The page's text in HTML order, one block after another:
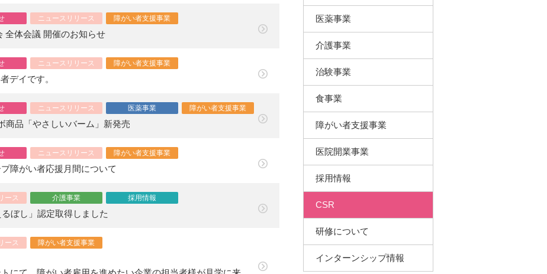
ニュースリリース 障がい者支援事業
全体会議 開催のお知らせ
ニュースリリース 障がい者支援事業
デイです。
ニュースリリース 医薬事業 障がい者支援事業
品「やさしいバーム」新発売
ニュースリリース 障がい者支援事業
障がい者応援月間について
ース 介護事業 採用情報
ぼし」認定取得しました
ース 障がい者支援事業
医薬事業
介護事業
治験事業
食事業
障がい者支援事業
医院開業事業
採用情報
CSR
研修について
インターンシップ情報